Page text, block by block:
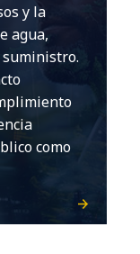
y la
agua,
suministro.
como